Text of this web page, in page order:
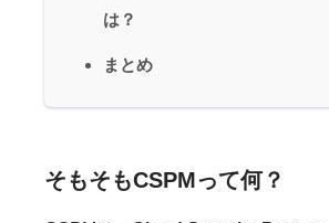
は？
まとめ
そもそもCSPMって何？